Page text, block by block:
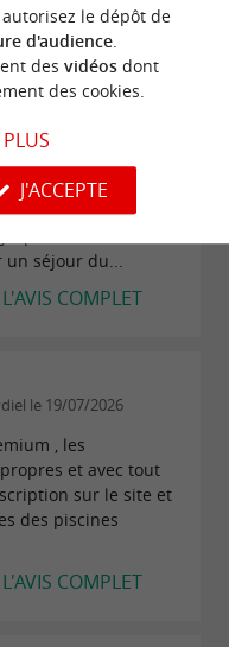
le 25/07/2026
point positif : les
du restaurant
un séjour du...
COMPLET
le 19/07/2026
, les
et avec tout
sur le site et
des piscines
COMPLET
le dépôt de
d'audience.
des vidéosdont
des cookies.
J'ACCEPTE